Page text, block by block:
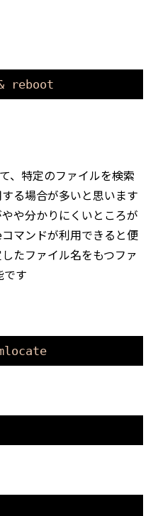
reboot
、特定のファイルを検索
る場合が多いと思います
や分かりにくいところが
マンドが利用できると便
たファイル名をもつファ
です